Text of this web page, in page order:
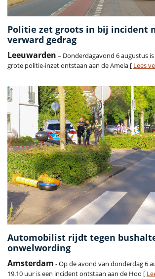
Politie zet groots in bij incident
verward gedrag
Leeuwarden – Donderdagavond 6 augustus
grote politie-inzet ontstaan aan de Amela [ Lees
Automobilist rijdt tegen
onwelwording
Amsterdam - Op de avond van donderdag 6
19.10 uur is een incident ontstaan aan de Hoo [